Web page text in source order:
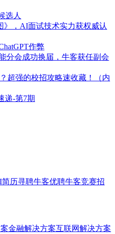
选人
》，AI面试技术实力获权威认
作弊
分会成功换届，牛客获任副会
超强的校招攻略速收藏！（内
递-第7期
简历寻聘牛客优聘牛客竞赛招
金融解决方案互联网解决方案